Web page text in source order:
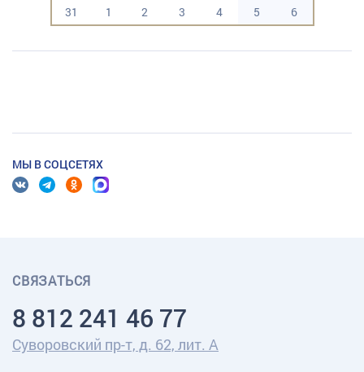
31
1 2 3 4 5 6
МЫ В СОЦСЕТЯХ
СВЯЗАТЬСЯ
8 812 241 46 77
Суворовский пр-т, д. 62, лит. А